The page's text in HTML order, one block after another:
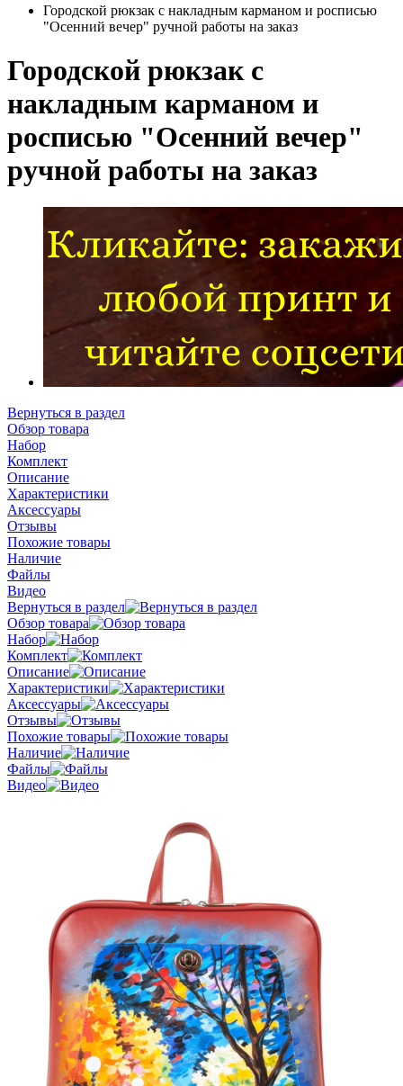
Городской рюкзак с накладным карманом и росписью
"Осенний вечер" ручной работы на заказ
Городской рюкзак с
накладным карманом и
росписью "Осенний вечер"
ручной работы на заказ
Вернуться в раздел
Обзор товара
Набор
Комплект
Описание
Характеристики
Аксессуары
Отзывы
Похожие товары
Наличие
Файлы
Видео
Вернуться в раздел
Обзор товара
Набор
Комплект
Описание
Характеристики
Аксессуары
Отзывы
Похожие товары
Наличие
Файлы
Видео